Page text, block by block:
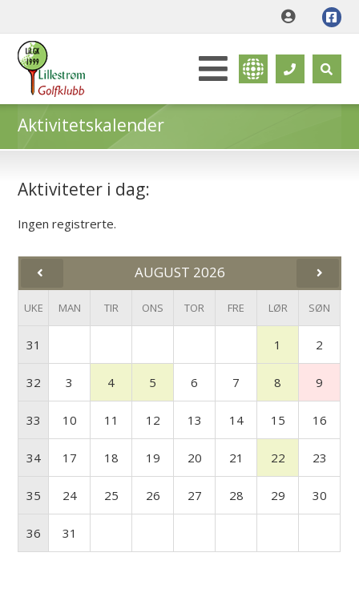
Aktivitetskalender
Aktiviteter i dag:
Ingen registrerte.
AUGUST 2026
UKE MAN TIR ONS TOR FRE LØR SØN
31 1 2
32 3 4 5 6 7 8 9
33 10 11 12 13 14 15 16
34 17 18 19 20 21 22 23
35 24 25 26 27 28 29 30
36 31